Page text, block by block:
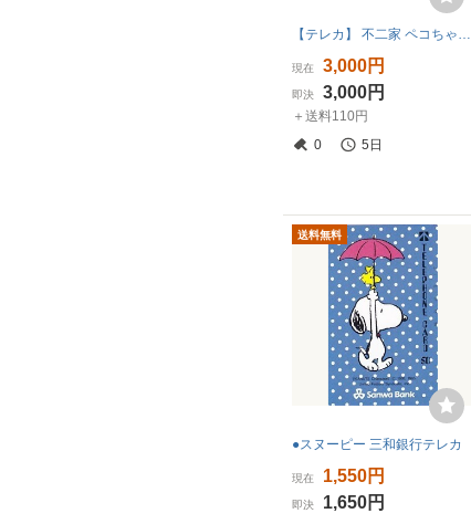
【テレカ】 不二家 ペコちゃん 不二家レストラン 北33条店 テレホンカード 10K-FP0044 未使用・Cランク
現在 3,000円
即決 3,000円
＋送料110円
0
5日
送料無料
●スヌーピー 三和銀行テレカ
現在 1,550円
即決 1,650円